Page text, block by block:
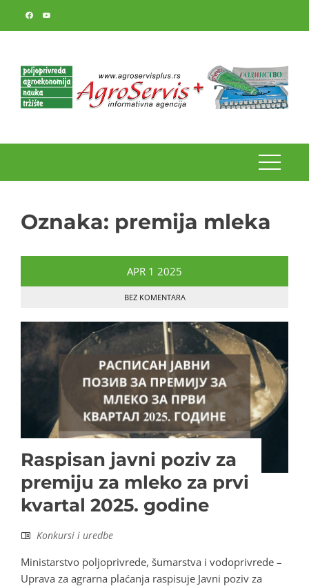
Oznaka: premija mleka
APR 1 2025
BEZ KOMENTARA
Raspisan javni poziv za
premiju za mleko za prvi
kvartal 2025. godine
Konkursi i uredbe
Ministarstvo poljoprivrede, šumarstva i vodoprivrede –
Uprava za agrarna plaćanja raspisuje Javni poziv za